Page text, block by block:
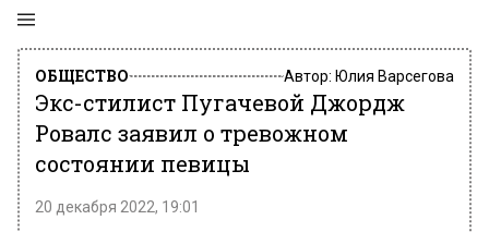
ОБЩЕСТВО Автор: Юлия Варсегова
Экс-стилист Пугачевой Джордж
Ровалс заявил о тревожном
состоянии певицы
20 декабря 2022, 19:01